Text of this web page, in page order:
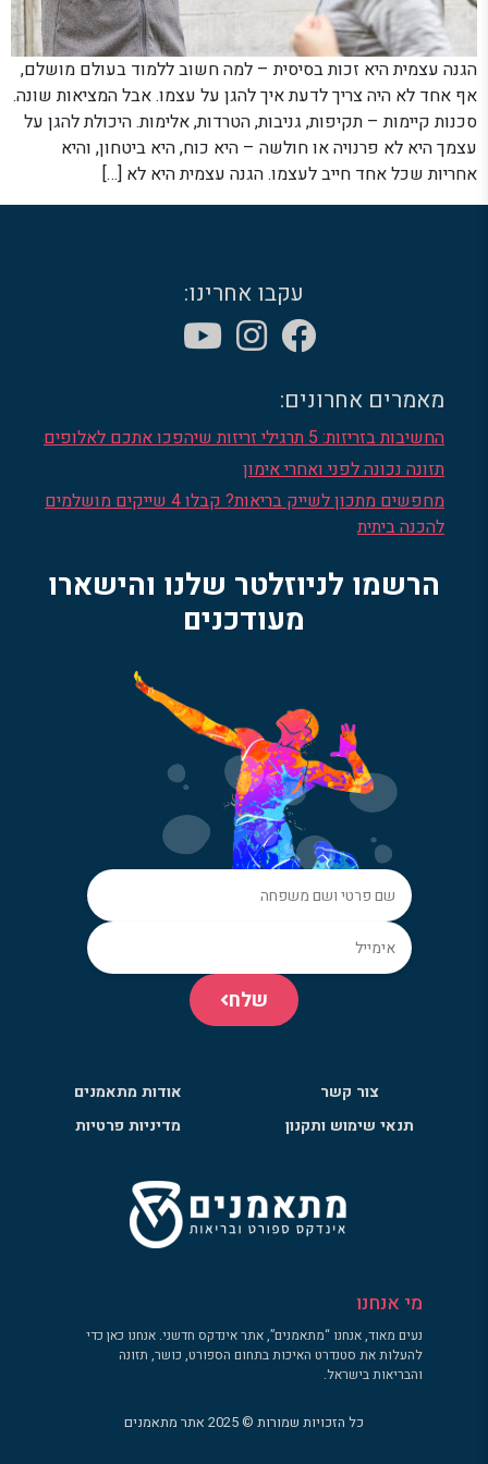
הגנה עצמית היא זכות בסיסית – למה חשוב ללמוד בעולם מושלם,
אף אחד לא היה צריך לדעת איך להגן על עצמו. אבל המציאות שונה.
סכנות קיימות – תקיפות, גניבות, הטרדות, אלימות. היכולת להגן על
עצמך היא לא פרנויה או חולשה – היא כוח, היא ביטחון, והיא
אחריות שכל אחד חייב לעצמו. הגנה עצמית היא לא […]
עקבו אחרינו:
מאמרים אחרונים:
החשיבות בזריזות: 5 תרגילי זריזות שיהפכו אתכם לאלופים
תזונה נכונה לפני ואחרי אימון
מחפשים מתכון לשייק בריאות? קבלו 4 שייקים מושלמים
להכנה ביתית
הרשמו לניוזלטר שלנו והישארו
מעודכנים
שלח
צור קשר
אודות מתאמנים
תנאי שימוש ותקנון
מדיניות פרטיות
מי אנחנו
נעים מאוד, אנחנו “מתאמנים”, אתר אינדקס חדשני. אנחנו כאן כדי
להעלות את סטנדרט האיכות בתחום הספורט, כושר, תזונה
והבריאות בישראל.
כל הזכויות שמורות © 2025 אתר מתאמנים